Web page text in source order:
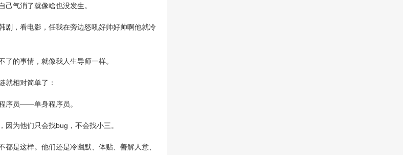
气消了就像啥也没发生。
，看电影，任我在旁边怒吼好帅好帅啊他就冷
的事情，就像我人生导师一样。
相对简单了：
员——单身程序员。
为他们只会找bug，不会找小三。
是这样。他们还是冷幽默、体贴、善解人意、